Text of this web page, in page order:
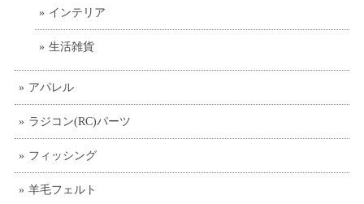
インテリア
生活雑貨
アパレル
ラジコン(RC)パーツ
フィッシング
羊毛フェルト